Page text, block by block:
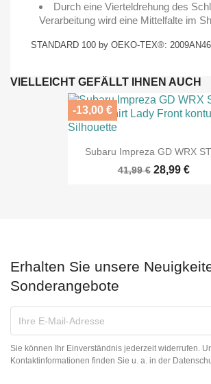
Durch eine Vierteldrehung des
Verarbeitung wird eine Mittelfalte im
STANDARD 100 by OEKO-TEX®:
VIELLEICHT GEFÄLLT IHNEN AUCH
Subaru Impreza GD WRX
41,99 € 28,99 €
-13,00 €
Erhalten Sie unsere
Sonderangebote
Sie können Ihr Einverständnis jederzeit widerrufen.
Kontaktinformationen finden Sie u. a. in der